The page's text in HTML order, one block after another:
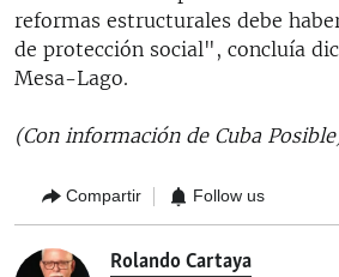
reformas estructurales debe
de protección social", concluía
Mesa-Lago.
(Con información de Cuba
Compartir Follow us
Rolando Cartaya